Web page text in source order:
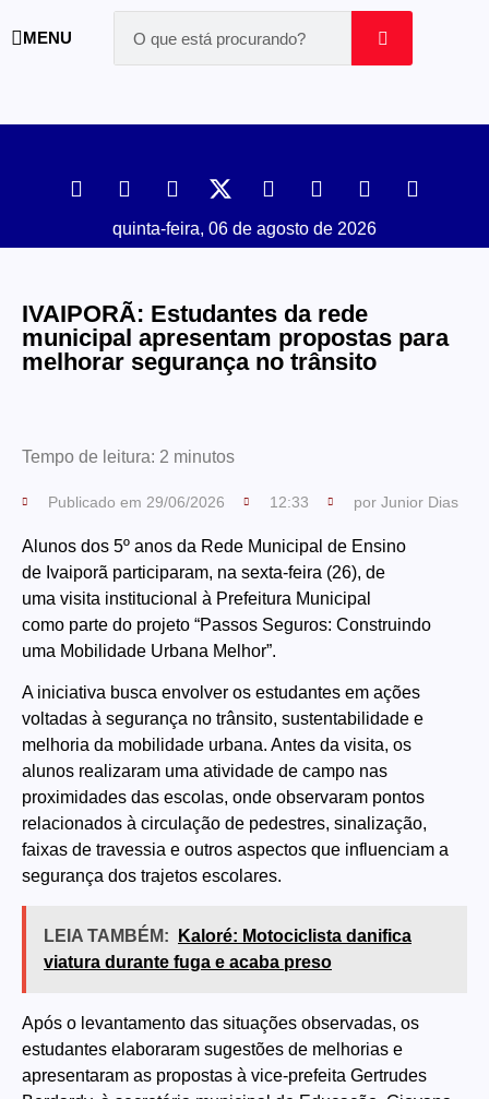
MENU
quinta-feira, 06 de agosto de 2026
IVAIPORÃ: Estudantes da rede
municipal apresentam propostas para
melhorar segurança no trânsito
Tempo de leitura: 2 minutos
Publicado em 29/06/2026 12:33 por Junior Dias
Alunos dos 5º anos da Rede Municipal de Ensino
de Ivaiporã participaram, na sexta-feira (26), de
uma visita institucional à Prefeitura Municipal
como parte do projeto “Passos Seguros: Construindo
uma Mobilidade Urbana Melhor”.
A iniciativa busca envolver os estudantes em ações
voltadas à segurança no trânsito, sustentabilidade e
melhoria da mobilidade urbana. Antes da visita, os
alunos realizaram uma atividade de campo nas
proximidades das escolas, onde observaram pontos
relacionados à circulação de pedestres, sinalização,
faixas de travessia e outros aspectos que influenciam a
segurança dos trajetos escolares.
LEIA TAMBÉM:
Kaloré: Motociclista danifica
viatura durante fuga e acaba preso
Após o levantamento das situações observadas, os
estudantes elaboraram sugestões de melhorias e
apresentaram as propostas à vice-prefeita Gertrudes